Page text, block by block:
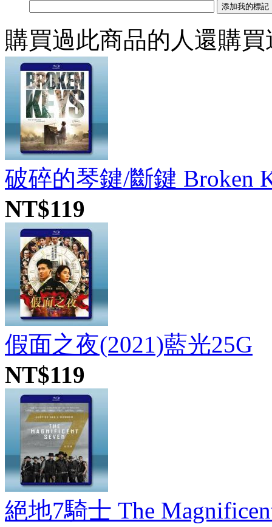
購買過此商品的人還購買
破碎的琴鍵/斷鍵 Broken
NT$119
假面之夜(2021)藍光25G
NT$119
絕地7騎士 The